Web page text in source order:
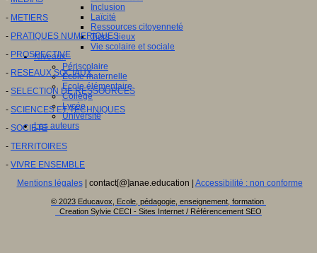
Inclusion
Laïcité
Ressources citoyenneté
Tiers - lieux
Vie scolaire et sociale
Niveaux
Périscolaire
Ecole maternelle
Ecole élémentaire
Collège
Lycée
Université
Les auteurs
- METIERS
- PRATIQUES NUMERIQUES
- PROSPECTIVE
- RESEAUX SOCIAUX
- SELECTION DE RESSOURCES
- SCIENCES ET TECHNIQUES
- SOCIETE
- TERRITOIRES
- VIVRE ENSEMBLE
Mentions légales| contact[@]anae.education | Accessibilité : non conforme
© 2023 Educavox, Ecole, pédagogie, enseignement, formation
Creation Sylvie CECI - Sites Internet / Référencement SEO